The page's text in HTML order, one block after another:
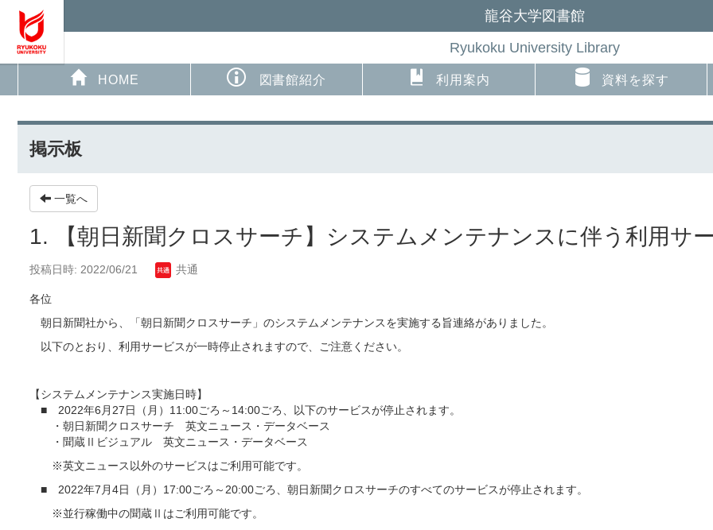
龍谷大学図書館
Ryukoku University Library
HOME 図書館紹介 利用案内 資料を探す
掲示板
一覧へ
1. 【朝日新聞クロスサーチ】システムメンテナンスに伴う利用サ
投稿日時: 2022/06/21 共通
各位
朝日新聞社から、「朝日新聞クロスサーチ」のシステムメンテナンスを実施する旨連絡がありました。
以下のとおり、利用サービスが一時停止されますので、ご注意ください。
【システムメンテナンス実施日時】
■ 2022年6月27日（月）11:00ごろ～14:00ごろ、以下のサービスが停止されます。
・朝日新聞クロスサーチ 英文ニュース・データベース
・聞蔵Ⅱビジュアル 英文ニュース・データベース
※英文ニュース以外のサービスはご利用可能です。
■ 2022年7月4日（月）17:00ごろ～20:00ごろ、朝日新聞クロスサーチのすべてのサービスが停止されます。
※並行稼働中の聞蔵Ⅱはご利用可能です。